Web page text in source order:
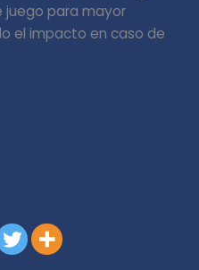
juego para mayor
el impacto en caso de